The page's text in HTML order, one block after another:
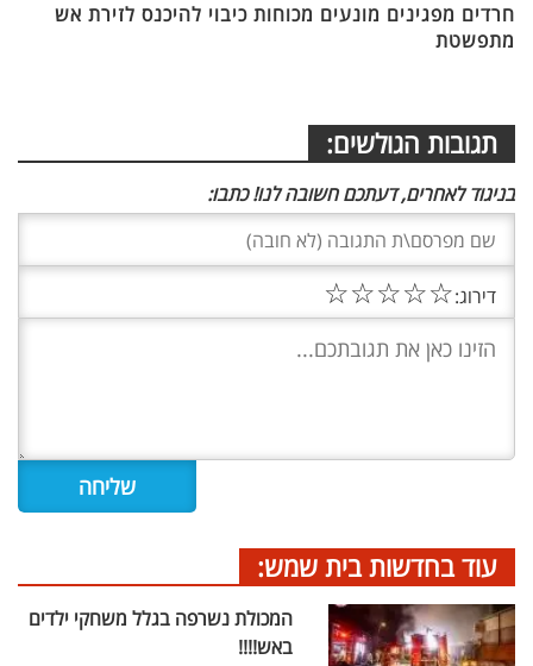
חרדים מפגינים מונעים מכוחות כיבוי להיכנס לזירת אש
מתפשטת
תגובות הגולשים:
בניגוד לאחרים, דעתכם חשובה לנו! כתבו:
דירוג:☆
☆
☆
☆
☆
עוד בחדשות בית שמש:
המכולת נשרפה בגלל משחקי ילדים
באש!!!!